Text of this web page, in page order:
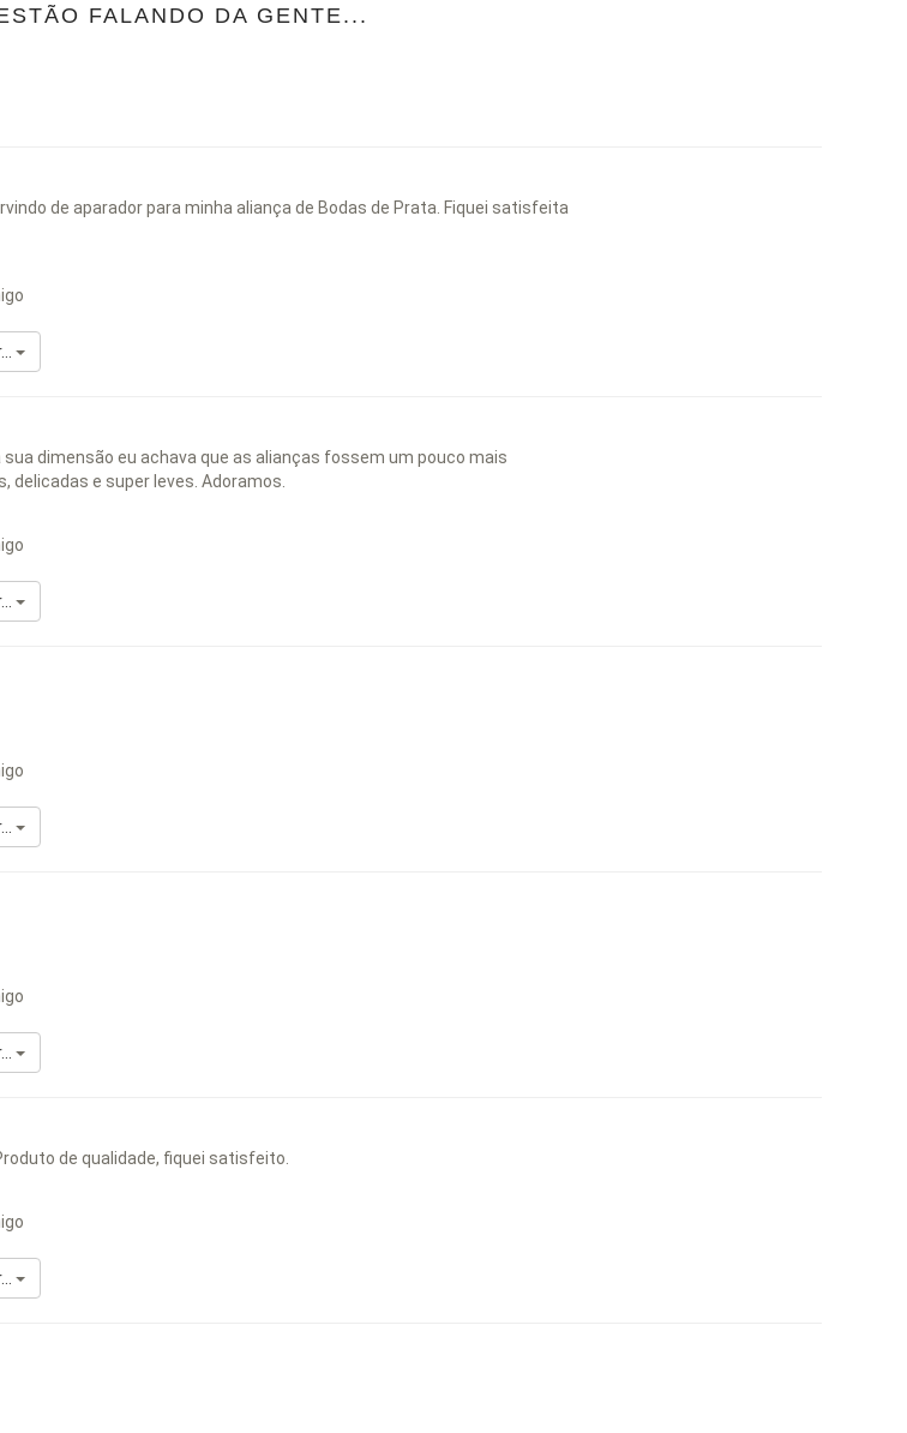
FALANDO DA GENTE...
de aparador para minha aliança de Bodas de Prata. Fiquei satisfeita
dimensão eu achava que as alianças fossem um pouco mais
delicadas e super leves. Adoramos.
de qualidade, fiquei satisfeito.